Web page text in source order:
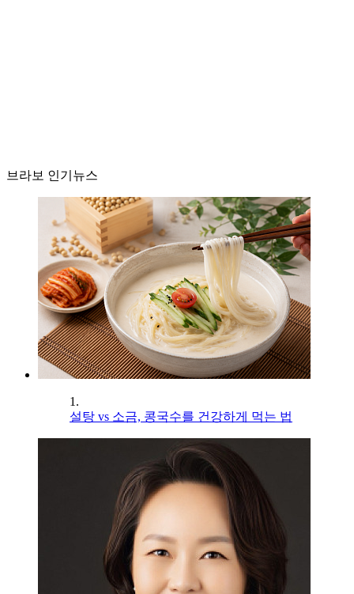
브라보 인기뉴스
1.
설탕 vs 소금, 콩국수를 건강하게 먹는 법